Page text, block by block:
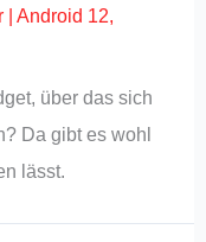
|Android 12,
über das sich
Da gibt es wohl
lässt.